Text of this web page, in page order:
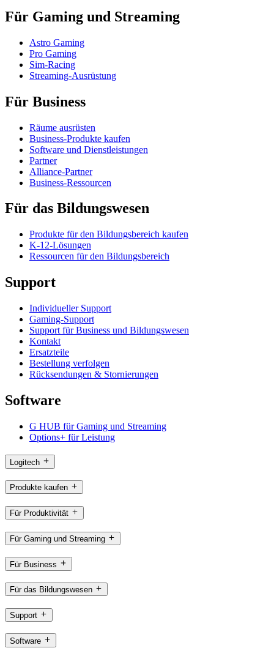
Für Gaming und Streaming
Astro Gaming
Pro Gaming
Sim-Racing
Streaming-Ausrüstung
Für Business
Räume ausrüsten
Business-Produkte kaufen
Software und Dienstleistungen
Partner
Alliance-Partner
Business-Ressourcen
Für das Bildungswesen
Produkte für den Bildungsbereich kaufen
K-12-Lösungen
Ressourcen für den Bildungsbereich
Support
Individueller Support
Gaming-Support
Support für Business und Bildungswesen
Kontakt
Ersatzteile
Bestellung verfolgen
Rücksendungen & Stornierungen
Software
G HUB für Gaming und Streaming
Options+ für Leistung
Logitech
Produkte kaufen
Für Produktivität
Für Gaming und Streaming
Für Business
Für das Bildungswesen
Support
Software